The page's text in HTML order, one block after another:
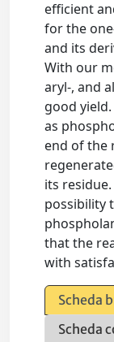
efficient
for the
and its
With our
aryl-, and
good
as
end of the
its
possibility
that the
with
Scheda
Scheda